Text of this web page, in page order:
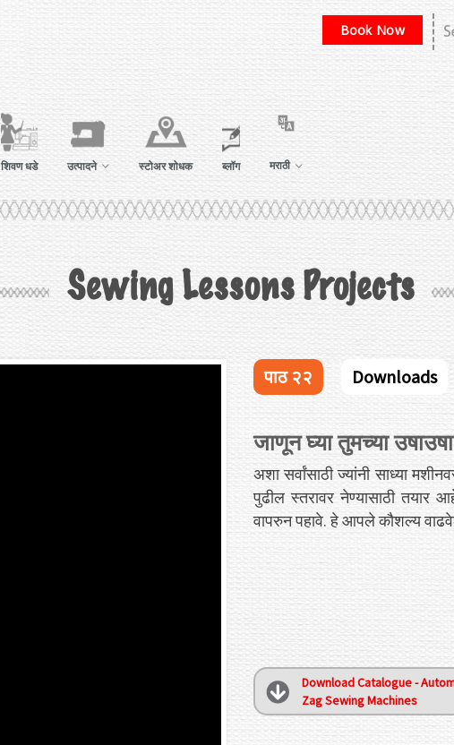
Book Now
शिवण धडे उत्पादने स्टोअर शोधक ब्लॉग मराठी
Sewing Lessons Projects
पाठ २२ Downloads
जाणून घ्या तुमच्या
अशा सर्वांसाठी ज्यांनी साध्या
पुढील स्तरावर नेण्यासाठी तयार
वापरुन पहावे. हे आपले कौशल्य
Download Catalogue -
Zag Sewing Machines